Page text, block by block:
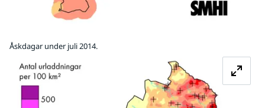
Åskdagar under juli 2014.